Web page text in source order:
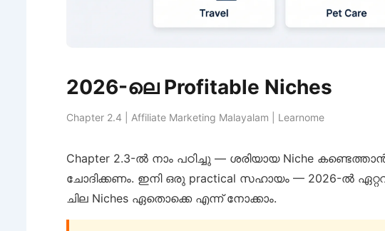
2026-ലെ Profitable Niches
Chapter 2.4 | Affiliate Marketing Malayalam | Learnome
Chapter 2.3-ൽ നാം പഠിച്ചു — ശരിയായ Niche
ചോദിക്കണം. ഇനി ഒരു practical സഹായം — 2026-ൽ
ചില Niches ഏതൊക്കെ എന്ന് നോക്കാം.